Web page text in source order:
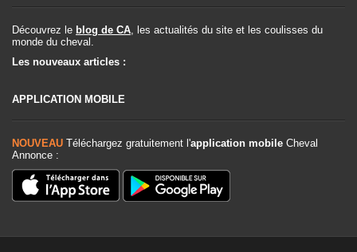
Découvrez le blog de CA , les actualités du site et les coulisses du
monde du cheval.
Les nouveaux articles :
APPLICATION MOBILE
NOUVEAU Téléchargez gratuitement l'application mobile Cheval
Annonce :